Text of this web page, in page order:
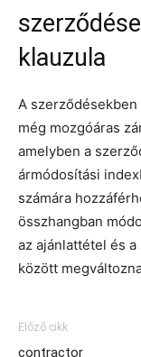
klauzula
A szerződésekben
még mozgóáras
amelyben a
ármódosítási
számára
összhangban
az ajánlattétel és
között
Előző cikk
contractor